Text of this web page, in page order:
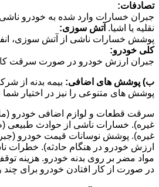
تصادفات:
جبران خسارات وارد شده به خودرو ناشی
نقلیه یا اشیا. آتش سوزی:
پوشش خسارات ناشی از آتش سوزی،
کلی خودرو:
جبران ارزش خودرو در صورت سرقت
ب) پوشش های اضافی: بیمه بدنه از
پوشش های متنوعی را نیز در اختیار
سرقت قطعات و لوازم اضافی خودرو
غیره). خسارات ناشی از حوادث طبیعی
غیره). پوشش نوسانات قیمت خودرو
ارزش خودرو در هنگام حادثه). خطرات
مواد مضر بر روی بدنه خودرو. هزینه
در صورت از کار افتادن خودرو برای چند